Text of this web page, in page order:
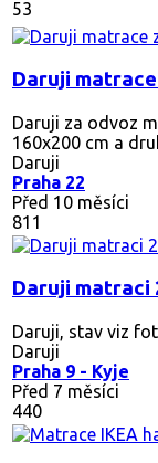
53
Daruji
Daruji za odvoz
160x200 cm a
Daruji
Praha 22
Před 10 měsíci
811
Daruji matraci
Daruji, stav viz
Daruji
Praha 9 - Kyje
Před 7 měsíci
440